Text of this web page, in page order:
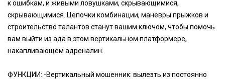
к ошибкам, и живыми ловушками, скрывающимися,
скрывающимися. Цепочки комбинации, маневры прыжков и
строительство талантов станут вашим ключом, чтобы помочь
вам выйти из ада в этом вертикальном платформере,
накапливающем адреналин.
ФУНКЦИИ:.-Вертикальный мошенник: вылезть из постоянно